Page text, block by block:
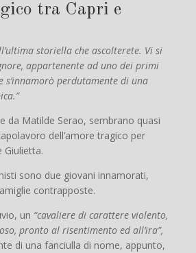
tra Capri e
storiella che ascolterete. Vi si
appartenente ad uno dei primi
s’innamorò perdutamente di una
da Matilde Serao, sembrano quasi
dell’amore tragico per
Giulietta.
sono due giovani innamorati,
contrapposte.
un “cavaliere di carattere violento,
pronto al risentimento ed all’ira”,
di una fanciulla di nome, appunto,